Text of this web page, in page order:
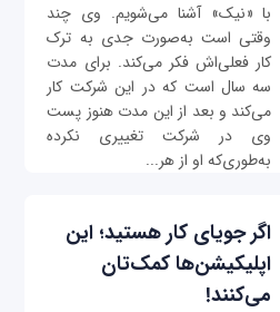
با «نیک» آشنا می‌شویم. وی چند
وقتی است به‌صورت جدی به ترک
کار فعلی‌اش فکر می‌کند. برای مدت
سه سال است که در این شرکت کار
می‌کند و بعد از این مدت هنوز پست
وی در شرکت تغییری نکرده
به‌طوری‌که او از هر...
اگر جویای کار هستید؛ این
اپلیکیشن‌ها کمک‌تان
می‌کنند!